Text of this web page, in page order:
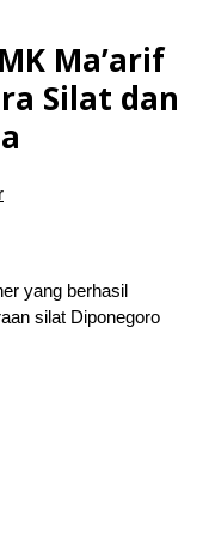
Ma’arif
Silat dan
yang berhasil
silat Diponegoro